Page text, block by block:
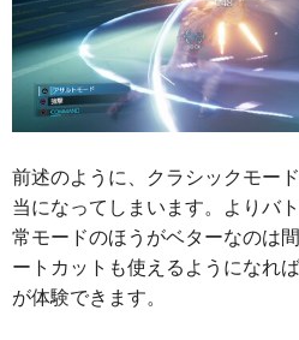
前述のように、クラシックモー
当になってしまいます。よりバ
常モードのほうがベターなのは
ートカットも使えるようになれ
が体験できます。